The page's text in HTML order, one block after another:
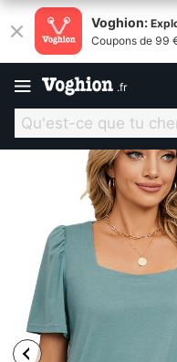
Voghion:
Coupons de 99
.fr